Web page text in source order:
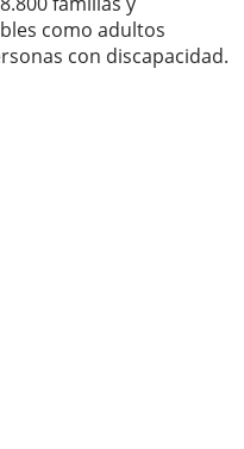
como adultos
con discapacidad.